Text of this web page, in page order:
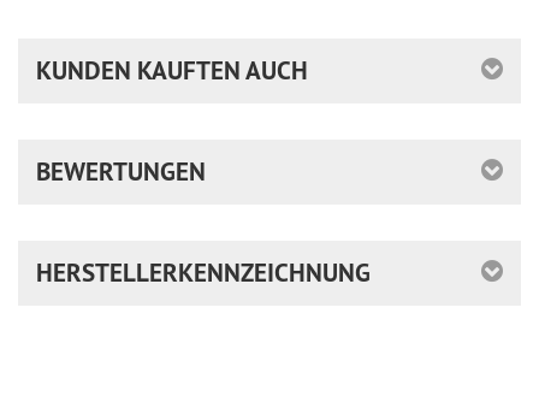
KUNDEN KAUFTEN AUCH
BEWERTUNGEN
HERSTELLERKENNZEICHNUNG